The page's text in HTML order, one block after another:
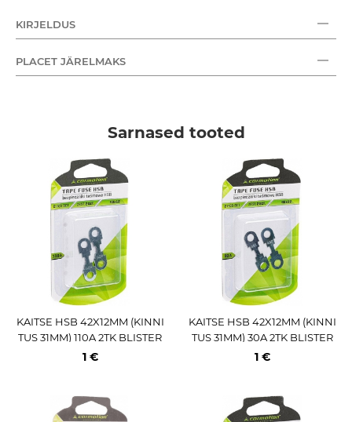
KIRJELDUS
PLACET JÄRELMAKS
Sarnased tooted
KAITSE HSB 42X12MM (KINNI
TUS 31MM) 110A 2TK BLISTER
CARMOTION
1 €
KAITSE HSB 42X12MM (KINNI
TUS 31MM) 30A 2TK BLISTER
CARMOTION
1 €